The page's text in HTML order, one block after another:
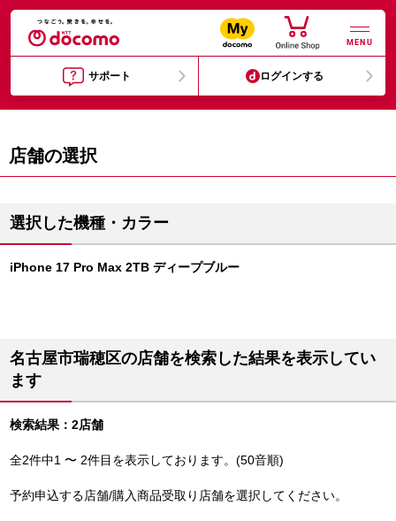
MENU
サポート ログインする
店舗の選択
選択した機種・カラー
iPhone 17 Pro Max 2TB ディープブルー
名古屋市瑞穂区の店舗を検索した結果を表示してい
ます
検索結果：2店舗
全2件中1 〜 2件目を表示しております。(50音順)
予約申込する店舗/購入商品受取り店舗を選択してください。